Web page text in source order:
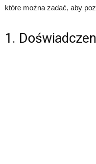
które można zadać, aby
1.